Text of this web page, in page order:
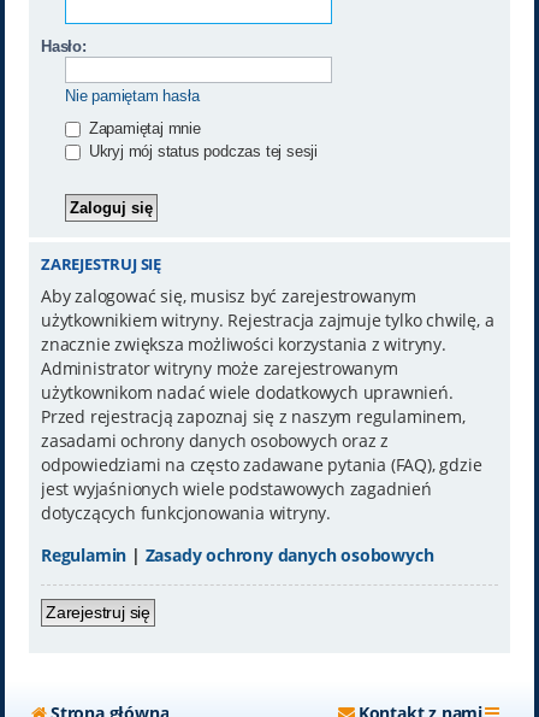
Hasło:
Nie pamiętam hasła
Zapamiętaj mnie
Ukryj mój status podczas tej sesji
ZAREJESTRUJ SIĘ
Aby zalogować się, musisz być zarejestrowanym
użytkownikiem witryny. Rejestracja zajmuje tylko chwilę, a
znacznie zwiększa możliwości korzystania z witryny.
Administrator witryny może zarejestrowanym
użytkownikom nadać wiele dodatkowych uprawnień.
Przed rejestracją zapoznaj się z naszym regulaminem,
zasadami ochrony danych osobowych oraz z
odpowiedziami na często zadawane pytania (FAQ), gdzie
jest wyjaśnionych wiele podstawowych zagadnień
dotyczących funkcjonowania witryny.
Regulamin | Zasady ochrony danych osobowych
Zarejestruj się
Strona główna Kontakt z nami